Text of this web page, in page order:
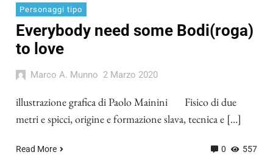
Personaggi tipo
Everybody need some Bodi(roga)
to love
Marco A. Munno 2 Marzo 2020
illustrazione grafica di Paolo Mainini Fisico di due
metri e spicci, origine e formazione slava, tecnica e […]
Read More 0 557